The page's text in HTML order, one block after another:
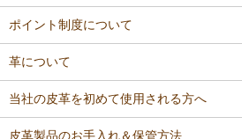
ポイント制度について
革について
当社の皮革を初めて使用される方へ
皮革製品のお手入れ＆保管方法